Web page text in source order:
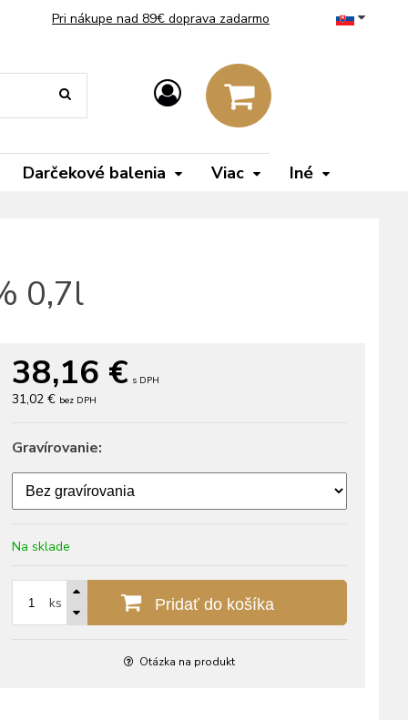
Pri nákupe nad 89€ doprava zadarmo
Darčekové balenia Viac Iné
0,7l
38,16 € s DPH
31,02 € bez DPH
Gravírovanie:
Na sklade
ks Pridať do košíka
Otázka na produkt